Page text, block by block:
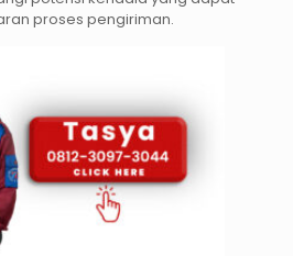
proses pengiriman.